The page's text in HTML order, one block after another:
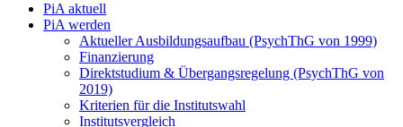
PiA aktuell
PiA werden
Aktueller Ausbildungsaufbau (PsychThG von 1999)
Finanzierung
Direktstudium & Übergangsregelung (PsychThG von
2019)
Kriterien für die Institutswahl
Institutsvergleich